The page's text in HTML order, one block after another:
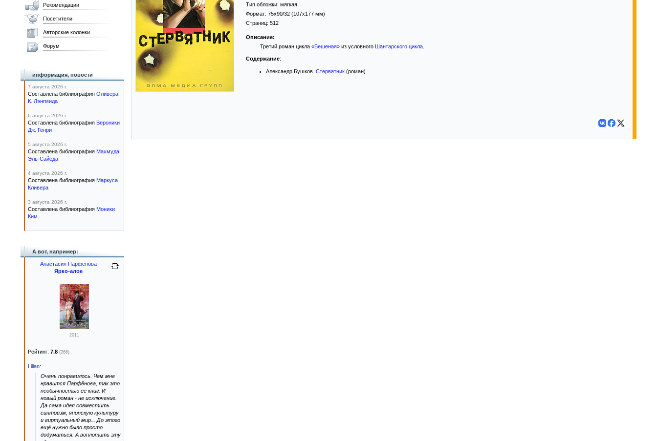
Тип обложки: мягкая
Формат: 75x90/32 (107x177 мм)
Страниц: 512
Описание:
Третий роман цикла «Бешеная»из условного Шантарского цикла.
Содержание:
Александр Бушков. Стервятник (роман)
Рекомендации
Посетители
Авторские колонки
Форум
информация, новости
7 августа 2026 г.
Составлена библиография Оливера
К. Лэнгмида
6 августа 2026 г.
Составлена библиография Вероники
Дж. Генри
5 августа 2026 г.
Составлена библиография Махмуда
Эль-Сайеда
4 августа 2026 г.
Составлена библиография Маркуса
Кливера
3 августа 2026 г.
Составлена библиография Моники
Ким
А вот, например:
Анастасия Парфёнова
Ярко-алое
2011
Рейтинг: 7.8 (266)
Lilian:
Очень понравилось. Чем мне
нравится Парфёнова, так это
необычностью её книг. И
новый роман - не исключение.
Да сама идея совместить
синтоизм, японскую культуру
и виртуальный мир... До этого
ещё нужно было просто
додуматься. А воплотить эту